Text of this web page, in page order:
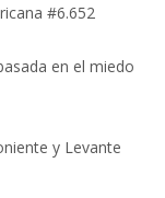
#6.652
en el miedo
y Levante